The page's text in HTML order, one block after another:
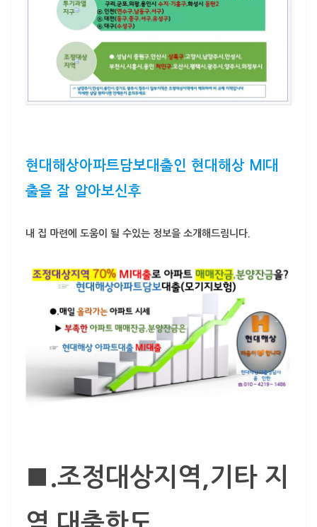
현대해상아파트담보대출인 현대해상 MI대
출을 잘 알아보신후
내 집 마련에 도움이 될 수있는 정보을 소개해드림니다.
■.조정대상지역,기타 지